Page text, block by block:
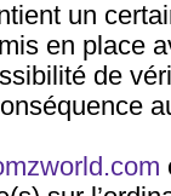
un
en place
de